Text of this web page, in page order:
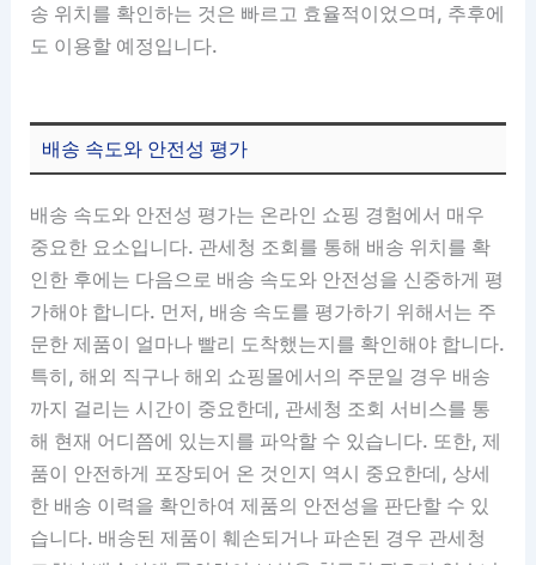
송 위치를 확인하는 것은 빠르고 효율적이었으며, 추후에
도 이용할 예정입니다.
배송 속도와 안전성 평가
배송 속도와 안전성 평가는 온라인 쇼핑 경험에서 매우
중요한 요소입니다. 관세청 조회를 통해 배송 위치를 확
인한 후에는 다음으로 배송 속도와 안전성을 신중하게 평
가해야 합니다. 먼저, 배송 속도를 평가하기 위해서는 주
문한 제품이 얼마나 빨리 도착했는지를 확인해야 합니다.
특히, 해외 직구나 해외 쇼핑몰에서의 주문일 경우 배송
까지 걸리는 시간이 중요한데, 관세청 조회 서비스를 통
해 현재 어디쯤에 있는지를 파악할 수 있습니다. 또한, 제
품이 안전하게 포장되어 온 것인지 역시 중요한데, 상세
한 배송 이력을 확인하여 제품의 안전성을 판단할 수 있
습니다. 배송된 제품이 훼손되거나 파손된 경우 관세청